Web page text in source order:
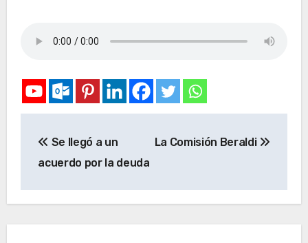
Se llegó a un
acuerdo por la deuda
La Comisión Beraldi